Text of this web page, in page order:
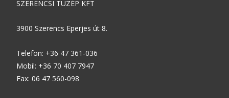
SZERENCSI TÜZÉP KFT
3900 Szerencs Eperjes út 8.
Telefon: +36 47 361-036
Mobil: +36 70 407 7947
Fax: 06 47 560-098